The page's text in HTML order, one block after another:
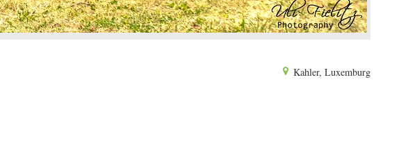
Kahler, Luxemburg